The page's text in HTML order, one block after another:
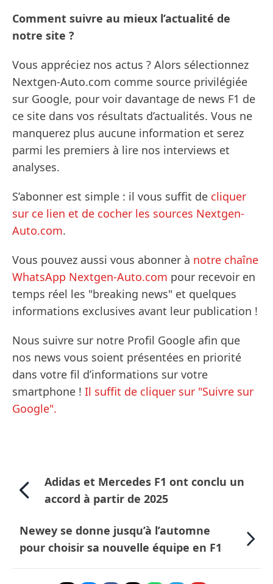
Comment suivre au mieux l’actualité de
notre site ?
Vous appréciez nos actus ? Alors sélectionnez
Nextgen-Auto.com comme source privilégiée
sur Google, pour voir davantage de news F1 de
ce site dans vos résultats d’actualités. Vous ne
manquerez plus aucune information et serez
parmi les premiers à lire nos interviews et
analyses.
S’abonner est simple : il vous suffit de cliquer
sur ce lien et de cocher les sources Nextgen-
Auto.com.
Vous pouvez aussi vous abonner à notre chaîne
WhatsApp Nextgen-Auto.com pour recevoir en
temps réel les "breaking news" et quelques
informations exclusives avant leur publication !
Nous suivre sur notre Profil Google afin que
nos news vous soient présentées en priorité
dans votre fil d’informations sur votre
smartphone ! Il suffit de cliquer sur "Suivre sur
Google".
Adidas et Mercedes F1 ont conclu un
accord à partir de 2025
Newey se donne jusqu’à l’automne
pour choisir sa nouvelle équipe en F1